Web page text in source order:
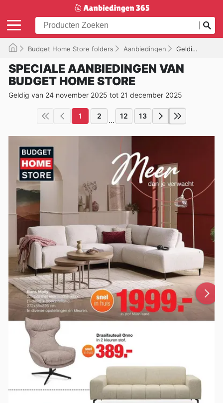
Budget Home Store folders Aanbiedingen Geldig tot 21-12-2025
SPECIALE AANBIEDINGEN VAN
BUDGET HOME STORE
Geldig van 24 november 2025 tot 21 december 2025
1 2 ... 12 13